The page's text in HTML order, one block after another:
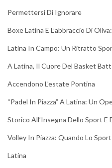
Permettersi Di Ignorare
Boxe Latina E L’abbraccio Di
Latina In Campo: Un Ritratto
A Latina, Il Cuore Del Basket
Accendono L’estate Pontina
“Padel In Piazza” A Latina: Un
Storico All’Insegna Dello Sport E
Volley In Piazza: Quando Lo
Latina